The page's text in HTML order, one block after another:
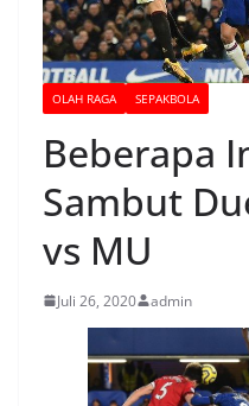
OLAH RAGA SEPAKBOLA
Beberapa
Sambut
vs MU
Juli 26, 2020 admin